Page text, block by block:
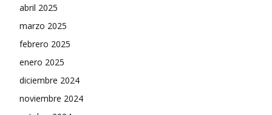
abril 2025
marzo 2025
febrero 2025
enero 2025
diciembre 2024
noviembre 2024